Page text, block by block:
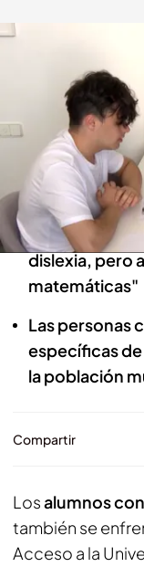
Así es cómo afrontan la
Redacción digital
04 JUN 2024 - 18:15h.
El objetivo es
condiciones
para todos
Una alumna
dislexia, pero
matemáticas"
Las personas
específicas
la población
Compartir
Losalumnos
también se
Acceso a la